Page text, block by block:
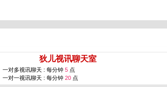
狄儿视讯聊天室
一对多视讯聊天 : 每分钟 5 点
一对一视讯聊天 : 每分钟 20 点